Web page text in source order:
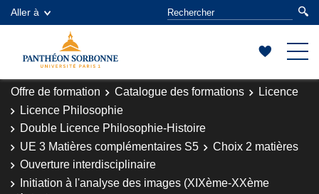
Aller à
Offre de formation Catalogue des formations
Licence
Licence Philosophie
Double Licence Philosophie-Histoire
UE 3 Matières complémentaires S5
Choix 2 matières
Ouverture interdisciplinaire
Initiation à l'analyse des images (XIXème-XXème